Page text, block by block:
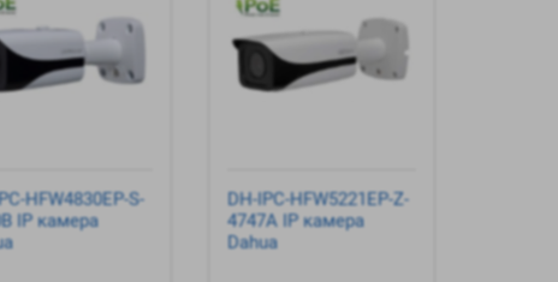
HFW4830EP-S-
IP камера
DH-IPC-HFW5221EP-Z-
4747A IP камера
Dahua